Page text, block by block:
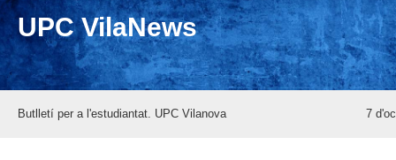
UPC VilaNews
Butlletí per a l'estudiantat. UPC Vilanova 7